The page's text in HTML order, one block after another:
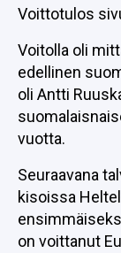
Voittotulos
Voitolla oli
edellinen
oli Antti
vuotta.
Seuraavana
kisoissa
on voittanut